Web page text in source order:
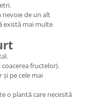
nevoie de un alt
există mai multe
fructelor).
și pe cele mai
o plantă care necesită